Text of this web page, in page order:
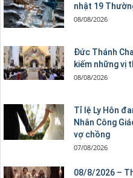
nhật 19
08/08/2026
Đức Thánh
kiếm những vị
08/08/2026
Tỉ lệ Ly Hôn
Nhân Công
vợ chồng
07/08/2026
08/8/2026 –